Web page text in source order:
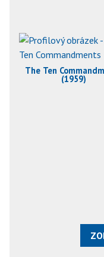
The Ten
(1959)